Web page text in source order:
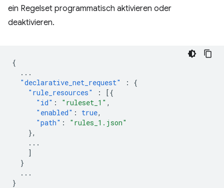
ein Regelset programmatisch aktivieren oder
deaktivieren.
{
...
"declarative_net_request"
:
{
"rule_resources"
:
[{
"id" : "ruleset_1" ,
"enabled" : true,
"path" :
"rules_1.json"
},
...
]
}
...
}